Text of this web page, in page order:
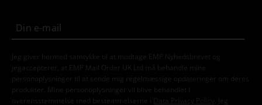
Jeg giver hermed samtykke til at modtage EMP Nyhedsbrevet og
jegaccepterer, at EMP Mail Order UK Ltd må behandle mine
personoplysninger til at sende mig regelmæssige opdateringer om deres
produkter. Mine personoplysninger vil blive behandlet i
overensstemmelse med bestemmelserne i
Data Privacy Policy
. Jeg